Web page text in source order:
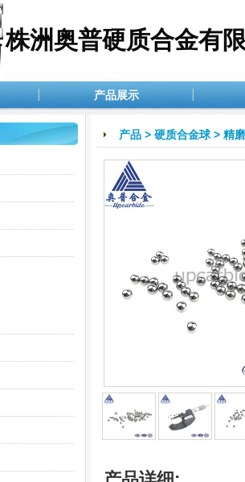
株洲奥普硬质合金有
产品展示
产品 > 硬质合金球 > 精